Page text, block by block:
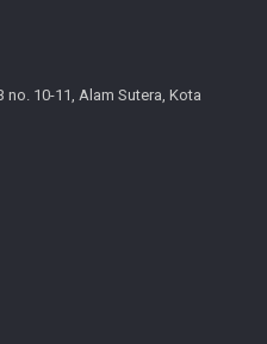
no. 10-11, Alam Sutera, Kota